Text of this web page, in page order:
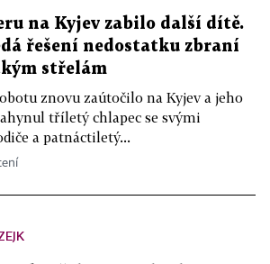
na Kyjev zabilo další dítě.
řešení nedostatku zbraní
střelám
znovu zaútočilo na Kyjev a jeho
tříletý chlapec se svými
a patnáctiletý...